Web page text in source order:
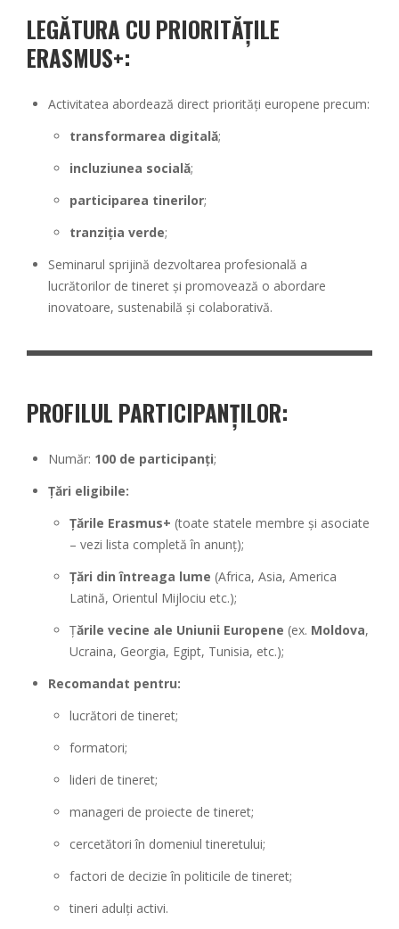
LEGĂTURA CU PRIORITĂȚILE
ERASMUS+:
Activitatea abordează direct priorități europene precum:
transformarea digitală;
incluziunea socială;
participarea tinerilor;
tranziția verde;
Seminarul sprijină dezvoltarea profesională a
lucrătorilor de tineret și promovează o abordare
inovatoare, sustenabilă și colaborativă.
PROFILUL PARTICIPANȚILOR:
Număr: 100 de participanți;
Țări eligibile:
Țările Erasmus+ (toate statele membre și asociate
– vezi lista completă în anunț);
Țări din întreaga lume (Africa, Asia, America
Latină, Orientul Mijlociu etc.);
Țările vecine ale Uniunii Europene (ex. Moldova,
Ucraina, Georgia, Egipt, Tunisia, etc.);
Recomandat pentru:
lucrători de tineret;
formatori;
lideri de tineret;
manageri de proiecte de tineret;
cercetători în domeniul tineretului;
factori de decizie în politicile de tineret;
tineri adulți activi.